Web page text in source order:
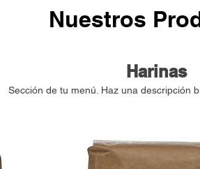
Nuestros
Harinas
Sección de tu menú. Haz una descripción